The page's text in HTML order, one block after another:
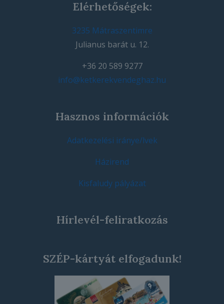
Elérhetőségek:
3235 Mátraszentimre
Julianus barát u. 12.
+36 20 589 9277
info@ketkerekvendeghaz.hu
Hasznos információk
Adatkezelési iránye/lvek
Házirend
Kisfaludy pályázat
Hírlevél-feliratkozás
SZÉP-kártyát elfogadunk!